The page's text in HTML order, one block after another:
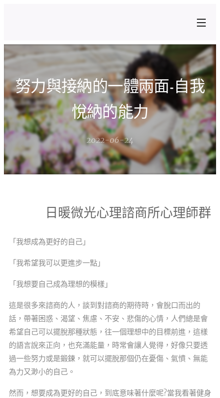
努力與接納的一體兩面-自我
悅納的能力
2022-06-24
日暖微光心理諮商所心理師群
「我想成為更好的自己」
「我希望我可以更進步一點」
「我想要自己成為理想的模樣」
這是很多來諮商的人，談到對諮商的期待時，會脫口而出的
話，帶著困惑、渴望、焦慮、不安、悲傷的心情，人們總是會
希望自己可以擺脫那種狀態，往一個理想中的目標前進，這樣
的語言說來正向，也充滿能量，時常會讓人覺得，好像只要透
過一些努力或是鍛鍊，就可以擺脫那個仍在憂傷、氣憤、無能
為力又渺小的自己。
然而，想要成為更好的自己，到底意味著什麼呢?當我看著健身